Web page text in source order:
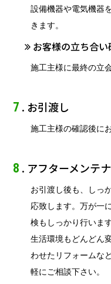
設備機器や電気機器
きます。
お客様の立ち合い
施工主様に最終の立
7 . お引渡し
施工主様の確認後に
8 . アフターメンテ
お引渡し後も、しっ
応致します。万が一
検もしっかり行いま
生活環境もどんどん
わせたリフォームな
軽にご相談下さい。